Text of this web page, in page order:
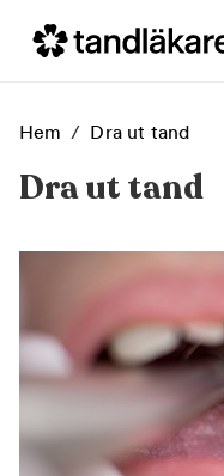
Hem / Dra ut tand
Dra ut tand